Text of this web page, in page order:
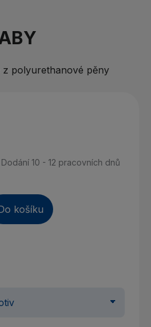
z polyurethanové pěny
Dodání 10 - 12 pracovních dnů
košíku